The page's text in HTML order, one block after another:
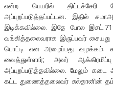
என்ற பெயரில் திட்டச்சேரி
அப்புறப்படுத்தப்பட்டன. இதில்
இடிக்கவில்லை. இதே போல
வங்கித்தலைவராக இருப்பவர் சையது
பொட்டி என அழைப்பது வழக்கம்.
வைத்துள்ளார்; அவர்
அப்புறப்படுத்தவில்லை. மேலும்
கட்ட துணைத்தலைவர் சுல்தானின்